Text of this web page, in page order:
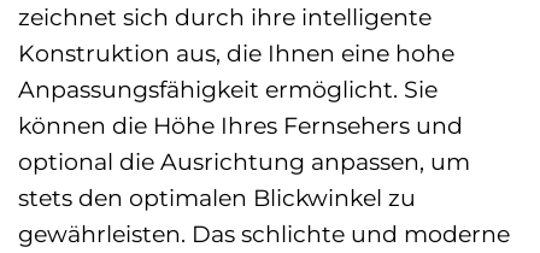
zeichnet sich durch ihre intelligente
Konstruktion aus, die Ihnen eine hohe
Anpassungsfähigkeit ermöglicht. Sie
können die Höhe Ihres Fernsehers und
optional die Ausrichtung anpassen, um
stets den optimalen Blickwinkel zu
gewährleisten. Das schlichte und moderne